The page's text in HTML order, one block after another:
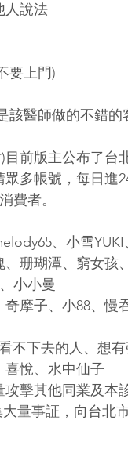
人說法
要上門)
醫師做的不錯
前版主公布了台
多帳號，每日進
費者。
、小雪
珊瑚潭、窮女孩
小小曼
摩子、小88、慢
下去的人、想
悅、水中仙子
擊其他同業及本
量事証，向台北